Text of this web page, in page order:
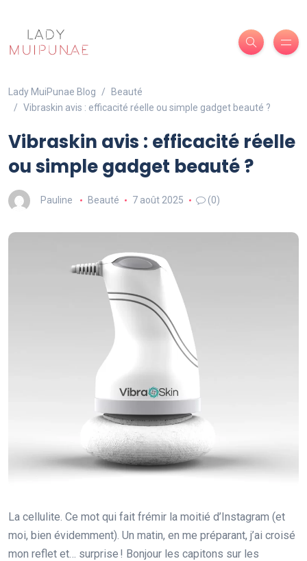
Lady MuiPunae Blog
Beauté
Vibraskin avis : efficacité réelle ou simple gadget beauté ?
Vibraskin avis : efficacité réelle
ou simple gadget beauté ?
Pauline Beauté 7 août 2025 (0)
La cellulite. Ce mot qui fait frémir la moitié d’Instagram (et
moi, bien évidemment). Un matin, en me préparant, j’ai croisé
mon reflet et… surprise ! Bonjour les capitons sur les